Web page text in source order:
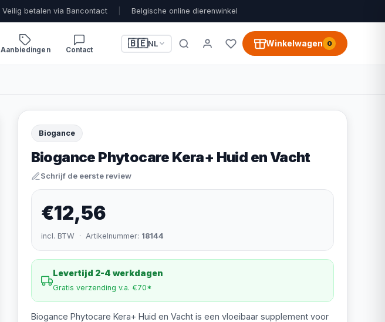
Veilig betalen via Bancontact Belgische online dierenwinkel
Aanbiedingen Contact
🇧🇪NL Winkelwagen 0
Biogance
Biogance Phytocare Kera+ Huid en Vacht
Schrijf de eerste review
€12,56
incl. BTW · Artikelnummer: 18144
Levertijd 2-4 werkdagen
Gratis verzending v.a. €70*
Biogance Phytocare Kera+ Huid en Vacht is een vloeibaar supplement voor